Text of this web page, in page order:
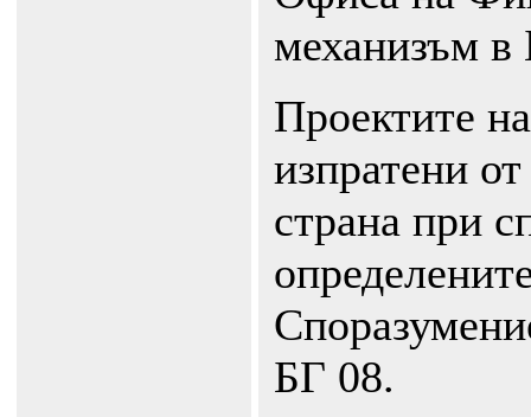
механизъм
Проектите
изпратени
страна при
БГ 08.